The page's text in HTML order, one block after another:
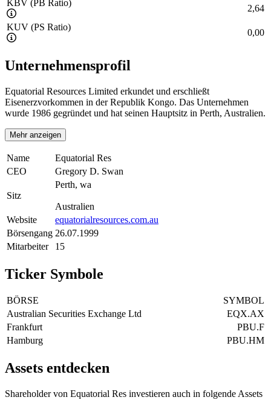
KBV (PB Ratio)
2,64
KUV (PS Ratio)
0,00
Unternehmensprofil
Equatorial Resources Limited erkundet und erschließt
Eisenerzvorkommen in der Republik Kongo. Das Unternehmen
wurde 1986 gegründet und hat seinen Hauptsitz in Perth, Australien.
Mehr anzeigen
Name
Equatorial Res
CEO
Gregory D. Swan
Sitz
Perth, wa
Australien
Website
equatorialresources.com.au
Börsengang 26.07.1999
Mitarbeiter
15
Ticker Symbole
BÖRSE
SYMBOL
Australian Securities Exchange Ltd
EQX.AX
Frankfurt
PBU.F
Hamburg
PBU.HM
Assets entdecken
Shareholder von Equatorial Res investieren auch in folgende Assets